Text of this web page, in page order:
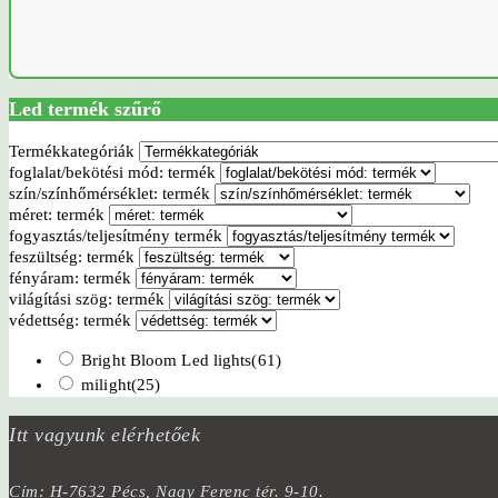
Led termék szűrő
Termékkategóriák
foglalat/bekötési mód: termék
szín/színhőmérséklet: termék
méret: termék
fogyasztás/teljesítmény termék
feszültség: termék
fényáram: termék
világítási szög: termék
védettség: termék
Bright Bloom Led lights(61)
milight(25)
Itt vagyunk elérhetőek
Cím: H-7632 Pécs, Nagy Ferenc tér. 9-10.